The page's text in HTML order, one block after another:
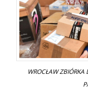
WROCŁAW